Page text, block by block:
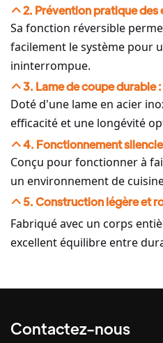
2. Prévention pratique des
Sa fonction réversible
facilement le système pour
ininterrompue.
3. Lame de coupe durable :
Doté d'une lame en acier
efficacité et une longévité
4. Fonctionnement
Conçu pour fonctionner à
un environnement de
5. Construction légère et
Fabriqué avec un corps
excellent équilibre entre
Contactez-nous